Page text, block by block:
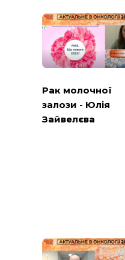
Рак молочної
залози - Юлія
Зайвелєва